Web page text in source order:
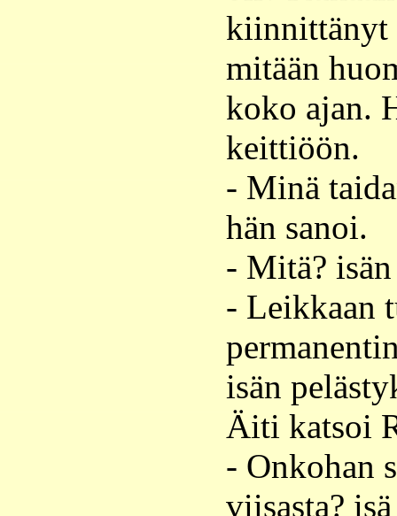
kiinnittänyt
mitään
koko ajan.
keittiöön.
- Minä
hän sanoi.
- Mitä?
- Leikkaan
isän
Äiti katsoi
- Onkohan
viisasta?